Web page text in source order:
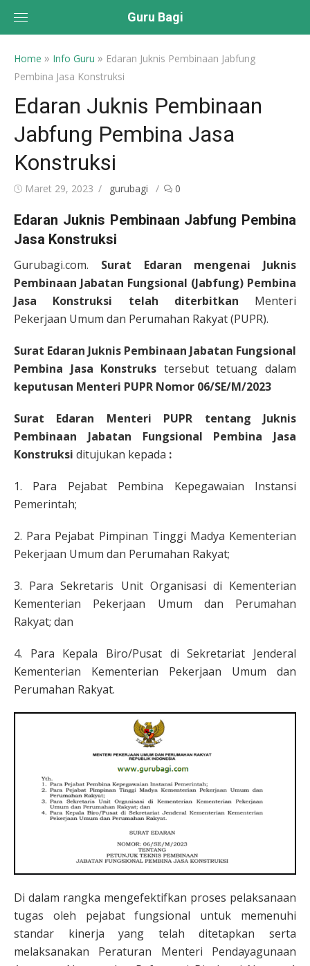
Guru Bagi
Home » Info Guru » Edaran Juknis Pembinaan Jabfung
Pembina Jasa Konstruksi
Edaran Juknis Pembinaan
Jabfung Pembina Jasa
Konstruksi
Posted
Maret 29, 2023 Author
gurubagi 0
Edaran Juknis Pembinaan Jabfung Pembina
Jasa Konstruksi
Gurubagi.com. Surat Edaran mengenai Juknis
Pembinaan Jabatan Fungsional (Jabfung) Pembina
Jasa Konstruksi telah diterbitkan Menteri
Pekerjaan Umum dan Perumahan Rakyat (PUPR).
Surat Edaran Juknis Pembinaan Jabatan Fungsional
Pembina Jasa Konstruks tersebut tetuang dalam
keputusan Menteri PUPR Nomor 06/SE/M/2023
Surat Edaran Menteri PUPR tentang Juknis
Pembinaan Jabatan Fungsional Pembina Jasa
Konstruksi ditujukan kepada :
1. Para Pejabat Pembina Kepegawaian Instansi
Pemerintah;
2. Para Pejabat Pimpinan Tinggi Madya Kementerian
Pekerjaan Umum dan Perumahan Rakyat;
3. Para Sekretaris Unit Organisasi di Kementerian
Kementerian Pekerjaan Umum dan Perumahan
Rakyat; dan
4. Para Kepala Biro/Pusat di Sekretariat Jenderal
Kementerian Kementerian Pekerjaan Umum dan
Perumahan Rakyat.
Di dalam rangka mengefektifkan proses pelaksanaan
tugas oleh pejabat fungsional untuk memenuhi
standar kinerja yang telah ditetapkan serta
melaksanakan Peraturan Menteri Pendayagunaan